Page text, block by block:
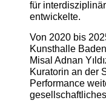
für
entwickelte.
Von 2020 bis
Kunsthalle
Misal Adnan
Kuratorin an der
Performance